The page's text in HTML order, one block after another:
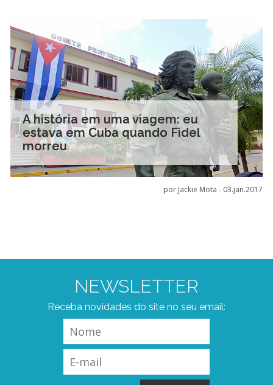
A história em uma viagem: eu
estava em Cuba quando Fidel
morreu
por Jackie Mota - 03.jan.2017
NEWSLETTER
Receba novidades do site no seu email: